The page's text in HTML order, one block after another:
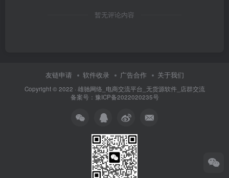
暂无评论内容
友链申请 软件收录 广告合作 关于我们
Copyright © 2022 · 雄驰网络_电商交流平台_无货源软件_店群交流
备案号： 豫ICP备2022020235号